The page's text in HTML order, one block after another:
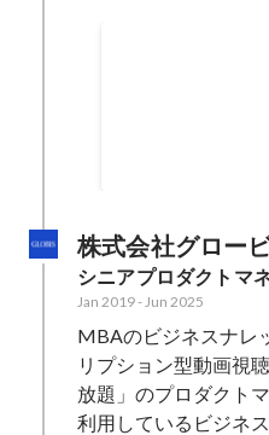
株式会社グロー
シニアプロダクトマ
Jan 2019-Jun 2025
MBAのビジネスナレ
リプション型動画視
放題」のプロダクト
利用しているビジネ